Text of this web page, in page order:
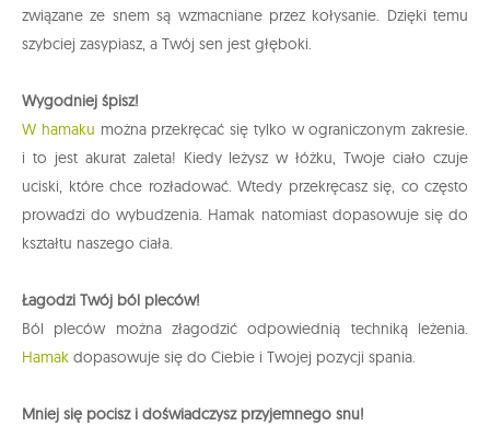
związane ze snem są wzmacniane przez kołysanie. Dzięki temu
szybciej zasypiasz, a Twój sen jest głęboki.
Wygodniej śpisz!
W hamaku można przekręcać się tylko w ograniczonym zakresie.
i to jest akurat zaleta! Kiedy leżysz w łóżku, Twoje ciało czuje
uciski, które chce rozładować. Wtedy przekręcasz się, co często
prowadzi do wybudzenia. Hamak natomiast dopasowuje się do
kształtu naszego ciała.
Łagodzi Twój ból pleców!
Ból pleców można złagodzić odpowiednią techniką leżenia.
Hamak dopasowuje się do Ciebie i Twojej pozycji spania.
Mniej się pocisz i doświadczysz przyjemnego snu!